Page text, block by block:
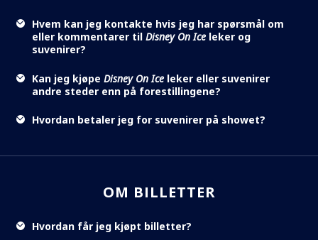
Hvem kan jeg kontakte hvis jeg har spørsmål om
eller kommentarer til Disney On Ice leker og
suvenirer?
Kan jeg kjøpe Disney On Ice leker eller suvenirer
andre steder enn på forestillingene?
Hvordan betaler jeg for suvenirer på showet?
OM BILLETTER
Hvordan får jeg kjøpt billetter?